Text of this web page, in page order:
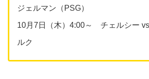
ジェルマン（PSG）
10月7日（木）4:00～ チェルシー
ルク